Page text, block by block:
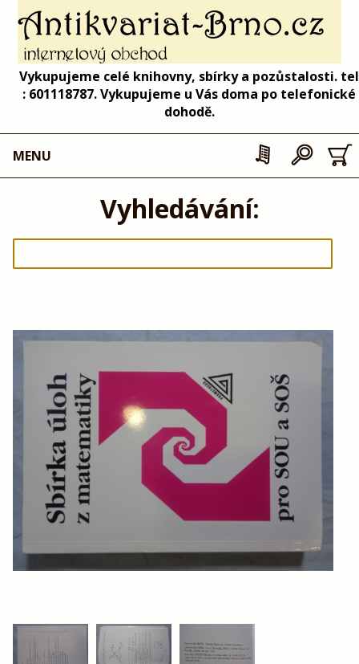
Vykupujeme celé knihovny, sbírky a pozůstalosti. tel
: 601118787. Vykupujeme u Vás doma po telefonické
dohodě.
MENU
Vyhledávání: